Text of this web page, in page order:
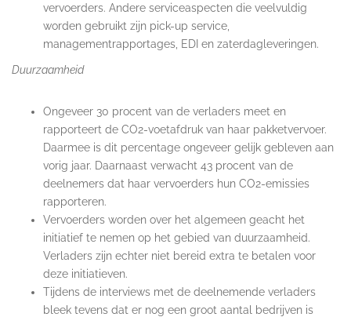
vervoerders. Andere serviceaspecten die veelvuldig
worden gebruikt zijn pick-up service,
managementrapportages, EDI en zaterdagleveringen.
Duurzaamheid
Ongeveer 30 procent van de verladers meet en
rapporteert de CO2-voetafdruk van haar pakketvervoer.
Daarmee is dit percentage ongeveer gelijk gebleven aan
vorig jaar. Daarnaast verwacht 43 procent van de
deelnemers dat haar vervoerders hun CO2-emissies
rapporteren.
Vervoerders worden over het algemeen geacht het
initiatief te nemen op het gebied van duurzaamheid.
Verladers zijn echter niet bereid extra te betalen voor
deze initiatieven.
Tijdens de interviews met de deelnemende verladers
bleek tevens dat er nog een groot aantal bedrijven is